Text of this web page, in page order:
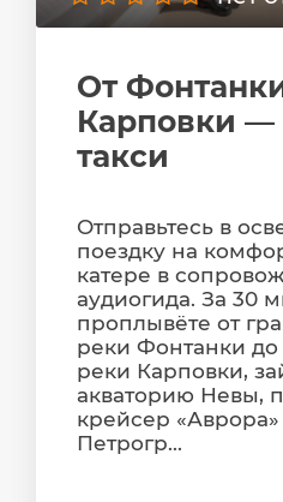
От
Карповки —
такси
Отправьтесь в
поездку на
катере в
аудиогида. За 30
проплывёте от
реки Фонтанки
реки Карповки,
акваторию Невы,
крейсер
Петрогр...